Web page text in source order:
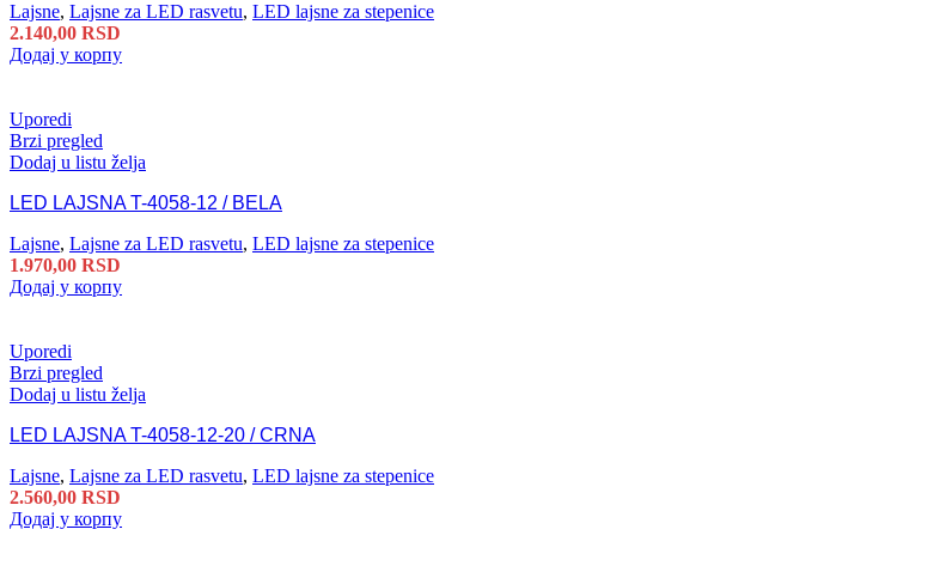
Lajsne, Lajsne za LED rasvetu, LED lajsne za stepenice
2.140,00 RSD
Додај у корпу
Uporedi
Brzi pregled
Dodaj u listu želja
LED LAJSNA T-4058-12 / BELA
Lajsne, Lajsne za LED rasvetu, LED lajsne za stepenice
1.970,00 RSD
Додај у корпу
Uporedi
Brzi pregled
Dodaj u listu želja
LED LAJSNA T-4058-12-20 / CRNA
Lajsne, Lajsne za LED rasvetu, LED lajsne za stepenice
2.560,00 RSD
Додај у корпу